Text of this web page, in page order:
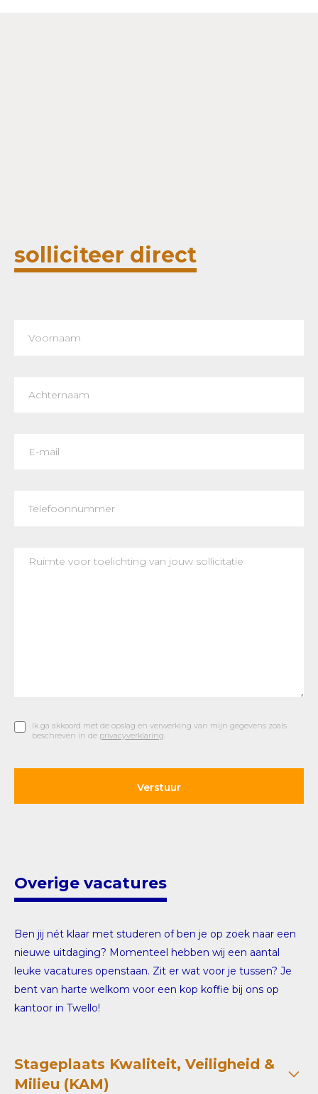
solliciteer direct
Ik ga akkoord met de opslag en verwerking van mijn gegevens zoals
beschreven in de privacyverklaring.
Overige vacatures
Ben jij nét klaar met studeren of ben je op zoek naar een
nieuwe uitdaging? Momenteel hebben wij een aantal
leuke vacatures openstaan. Zit er wat voor je tussen? Je
bent van harte welkom voor een kop koffie bij ons op
kantoor in Twello!
Stageplaats Kwaliteit, Veiligheid &
Milieu (KAM)